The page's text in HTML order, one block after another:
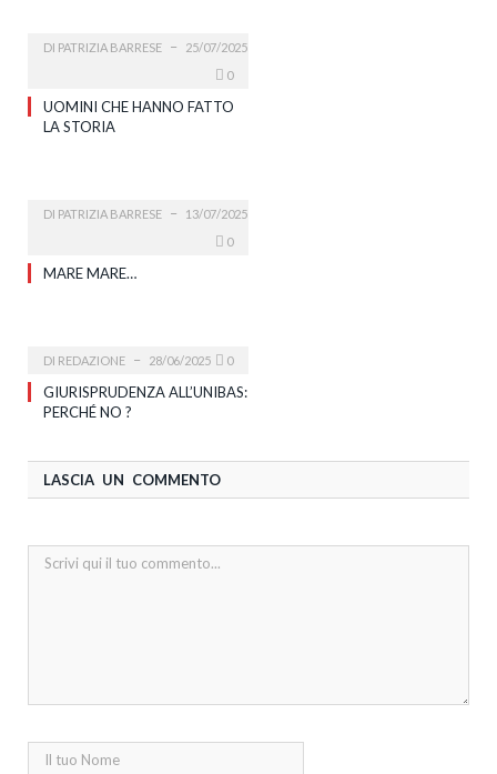
DI PATRIZIA BARRESE
25/07/2025
0
UOMINI CHE HANNO FATTO
LA STORIA
DI PATRIZIA BARRESE
13/07/2025
0
MARE MARE…
DI REDAZIONE 28/06/2025 0
GIURISPRUDENZA ALL’UNIBAS:
PERCHÉ NO ?
LASCIA UN COMMENTO